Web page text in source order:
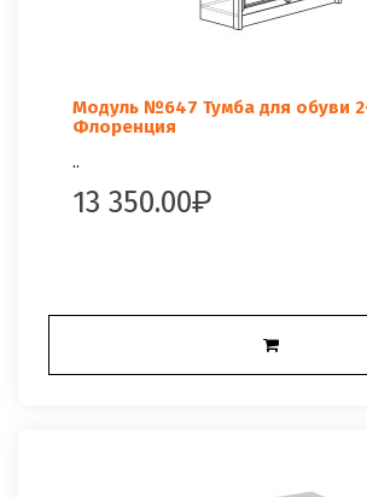
Модуль №647 Тумба для обуви
Флоренция
..
13 350.00